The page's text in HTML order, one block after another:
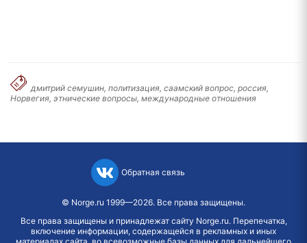
дмитрий семушин, политизация, саамский вопрос, россия,
Норвегия, этнические вопросы, международные отношения
Обратная связь
© Norge.ru 1999—2026. Все права защищены.
Все права защищены и принадлежат сайту Norge.ru. Перепечатка,
включение информации, содержащейся в рекламных и иных